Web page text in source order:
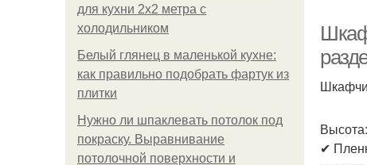
для кухни 2х2 метра с
холодильником
Белый глянец в маленькой кухне:
как правильно подобрать фартук из
плитки
Нужно ли шпаклевать потолок под
покраску. Выравнивание
потолочной поверхности и
✔